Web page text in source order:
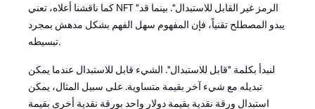
كما ناقشنا أعلاه، تعني NFT "الرمز غير القابل للاستبدال". بينما قد
يبدو المصطلح تقنياً، فإن المفهوم سهل الفهم بشكل مدهش بمجرد
تبسيطه.
لنبدأ بكلمة "قابل للاستبدال". الشيء قابل للاستبدال عندما يمكن
تبديله مع شيء آخر بقيمة متساوية. على سبيل المثال، يمكن
استبدال ورقة نقدية بقيمة دولار واحد بورقة نقدية أخرى بقيمة